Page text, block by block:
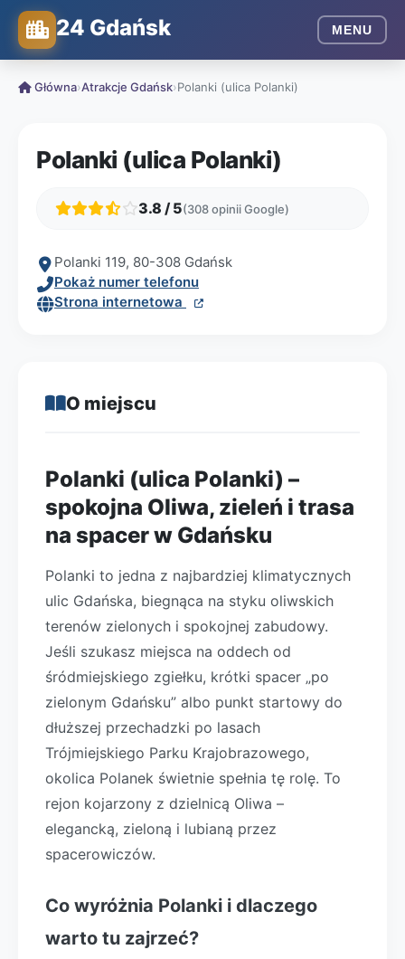
24 Gdańsk MENU
Główna›Atrakcje Gdańsk›Polanki (ulica Polanki)
Polanki (ulica Polanki)
3.8 / 5(308 opinii Google)
Polanki 119, 80-308 Gdańsk
Pokaż numer telefonu
Strona internetowa
O miejscu
Polanki (ulica Polanki) –
spokojna Oliwa, zieleń i trasa
na spacer w Gdańsku
Polanki to jedna z najbardziej klimatycznych
ulic Gdańska, biegnąca na styku oliwskich
terenów zielonych i spokojnej zabudowy.
Jeśli szukasz miejsca na oddech od
śródmiejskiego zgiełku, krótki spacer „po
zielonym Gdańsku” albo punkt startowy do
dłuższej przechadzki po lasach
Trójmiejskiego Parku Krajobrazowego,
okolica Polanek świetnie spełnia tę rolę. To
rejon kojarzony z dzielnicą Oliwa –
elegancką, zieloną i lubianą przez
spacerowiczów.
Co wyróżnia Polanki i dlaczego
warto tu zajrzeć?